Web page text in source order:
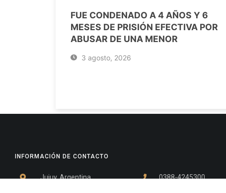
FUE CONDENADO A 4 AÑOS Y 6
MESES DE PRISIÓN EFECTIVA POR
ABUSAR DE UNA MENOR
3 agosto, 2026
INFORMACIÓN DE CONTACTO
Jujuy, Argentina
0388-4245300